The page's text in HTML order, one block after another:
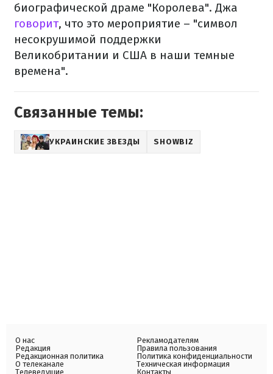
биографической драме "Королева". Джа
говорит, что это мероприятие – "символ
несокрушимой поддержки
Великобритании и США в наши темные
времена".
Связанные темы:
УКРАИНСКИЕ ЗВЕЗДЫ SHOWBIZ
О нас
Редакция
Редакционная политика
О телеканале
Телеведущие
Рекламодателям
Правила пользования
Политика конфиденциальности
Техническая информация
Контакты